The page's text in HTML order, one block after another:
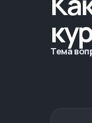
Тема